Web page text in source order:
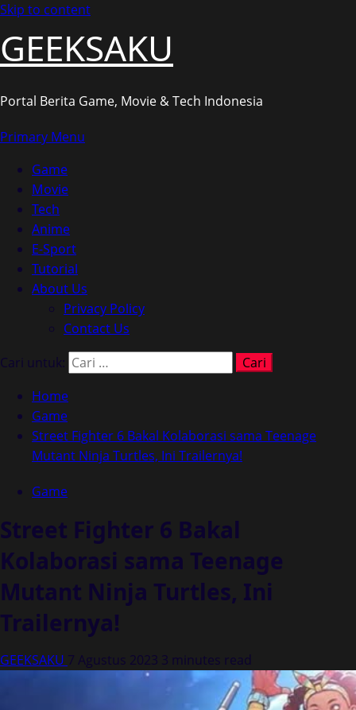
Skip to content
GEEKSAKU
Portal Berita Game, Movie & Tech Indonesia
Primary Menu
Game
Movie
Tech
Anime
E-Sport
Tutorial
About Us
Privacy Policy
Contact Us
Cari untuk:
Home
Game
Street Fighter 6 Bakal Kolaborasi sama Teenage
Mutant Ninja Turtles, Ini Trailernya!
Game
Street Fighter 6 Bakal
Kolaborasi sama Teenage
Mutant Ninja Turtles, Ini
Trailernya!
GEEKSAKU 7 Agustus 2023 3 minutes read